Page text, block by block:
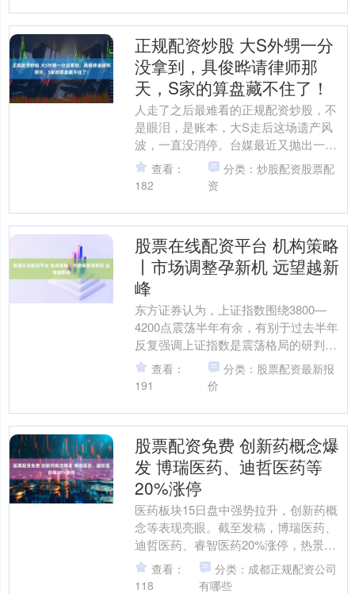
正规配资炒股 大S外甥一分
没拿到，具俊晔请律师那
天，S家的算盘藏不住了！
人走了之后最难看的正规配资炒股，不
是眼泪，是账本，大S走后这场遗产风
波，一直没消停。台媒最近又抛出一条
爆料，把整件事的水搅得更浑。这次的
信息量不小，一个一个拆着....
查看：
182
分类：炒股配资股票配
资
股票在线配资平台 机构策略
丨市场调整孕新机 远望越新
峰
东方证券认为，上证指数围绕3800—
4200点震荡半年有余，有别于过去半年
反复强调上证指数是震荡格局的研判，
站在当下更愿意用一句话概括后市：市
场调整孕新机，远望....
查看：
191
分类：股票配资最新报
价
股票配资免费 创新药概念爆
发 博瑞医药、迪哲医药等
20%涨停
医药板块15日盘中强势拉升，创新药概
念等表现亮眼。截至发稿，博瑞医药、
迪哲医药、睿智医药20%涨停，热景生
物、常山药业、万邦医药涨超10%，哈
药股份斩获4连板股....
查看：
118
分类：成都正规配资公司
有哪些